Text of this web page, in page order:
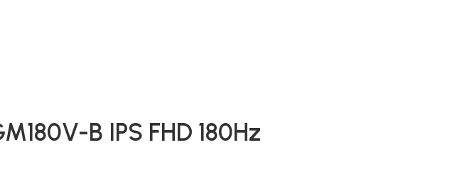
B IPS FHD 180Hz